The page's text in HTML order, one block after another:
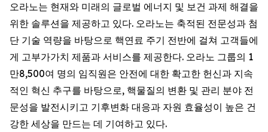
오라노는 현재와 미래의 글로벌 에너지 및 보건 과제 해결을
위한 솔루션을 제공하고 있다. 오라노는 축적된 전문성과 첨
단 기술 역량을 바탕으로 핵연료 주기 전반에 걸쳐 고객들에
게 고부가가치 제품과 서비스를 제공한다. 오라노 그룹의 1
만8,500여 명의 임직원은 안전에 대한 확고한 헌신과 지속
적인 혁신 추구를 바탕으로, 핵물질의 변환 및 관리 분야 전
문성을 발전시키고 기후변화 대응과 자원 효율성이 높은 건
강한 세상을 만드는 데 기여하고 있다.